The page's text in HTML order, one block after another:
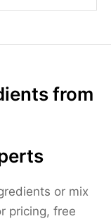
from
or mix
pricing, free